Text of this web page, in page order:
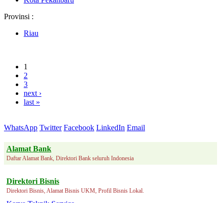
Provinsi :
Riau
1
2
3
next ›
last »
WhatsApp Twitter Facebook LinkedIn Email
Alamat Bank
Daftar Alamat Bank, Direktori Bank seluruh Indonesia
Direktori Bisnis
Direktori Bisnis, Alamat Bisnis UKM, Profil Bisnis Lokal.